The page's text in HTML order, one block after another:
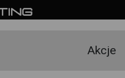
Akcje